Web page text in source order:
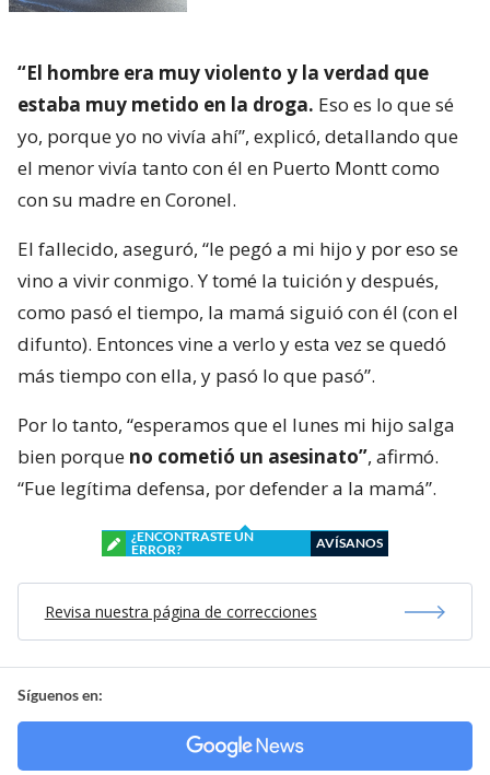
“El hombre era muy violento y la verdad que
estaba muy metido en la droga. Eso es lo que sé
yo, porque yo no vivía ahí”, explicó, detallando que
el menor vivía tanto con él en Puerto Montt como
con su madre en Coronel.
El fallecido, aseguró, “le pegó a mi hijo y por eso se
vino a vivir conmigo. Y tomé la tuición y después,
como pasó el tiempo, la mamá siguió con él (con el
difunto). Entonces vine a verlo y esta vez se quedó
más tiempo con ella, y pasó lo que pasó”.
Por lo tanto, “esperamos que el lunes mi hijo salga
bien porque no cometió un asesinato”, afirmó.
“Fue legítima defensa, por defender a la mamá”.
¿ENCONTRASTE UN
ERROR?
AVÍSANOS
Revisa nuestra página de correcciones
Síguenos en: